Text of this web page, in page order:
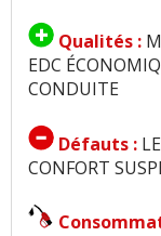
Qualités :
EDC
CONDUITE
Défauts :
CONFORT